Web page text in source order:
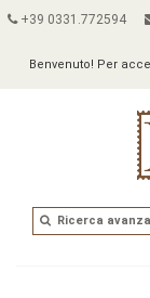
+39 0331.772594
Benvenuto! Per
Ricerca